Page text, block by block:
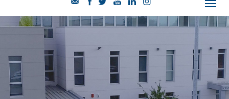
CHI SIAMO
SERVIZI
CATEGORIE